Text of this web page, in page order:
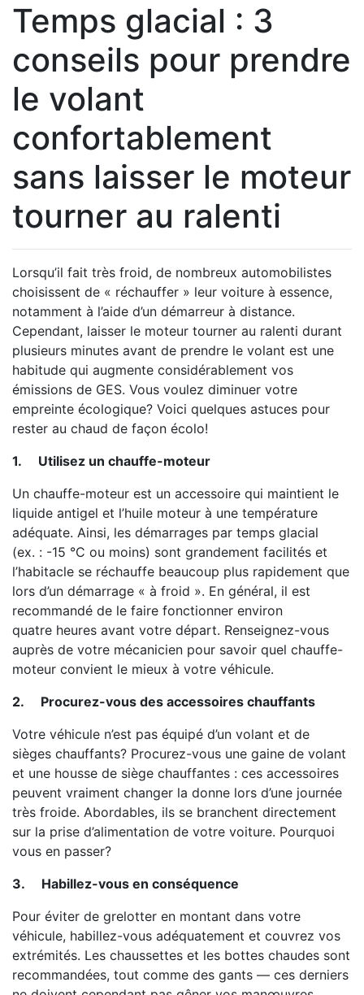
Temps glacial : 3
conseils pour prendre
le volant
confortablement
sans laisser le moteur
tourner au ralenti
Lorsqu’il fait très froid, de nombreux automobilistes
choisissent de « réchauffer » leur voiture à essence,
notamment à l’aide d’un démarreur à distance.
Cependant, laisser le moteur tourner au ralenti durant
plusieurs minutes avant de prendre le volant est une
habitude qui augmente considérablement vos
émissions de GES. Vous voulez diminuer votre
empreinte écologique? Voici quelques astuces pour
rester au chaud de façon écolo!
1.
Utilisez un chauffe-moteur
Un chauffe-moteur est un accessoire qui maintient le
liquide antigel et l’huile moteur à une température
adéquate. Ainsi, les démarrages par temps glacial
(ex. : -15 °C ou moins) sont grandement facilités et
l’habitacle se réchauffe beaucoup plus rapidement que
lors d’un démarrage « à froid ». En général, il est
recommandé de le faire fonctionner environ
quatre heures avant votre départ. Renseignez-vous
auprès de votre mécanicien pour savoir quel chauffe-
moteur convient le mieux à votre véhicule.
2.
Procurez-vous des accessoires chauffants
Votre véhicule n’est pas équipé d’un volant et de
sièges chauffants? Procurez-vous une gaine de volant
et une housse de siège chauffantes : ces accessoires
peuvent vraiment changer la donne lors d’une journée
très froide. Abordables, ils se branchent directement
sur la prise d’alimentation de votre voiture. Pourquoi
vous en passer?
3.
Habillez-vous en conséquence
Pour éviter de grelotter en montant dans votre
véhicule, habillez-vous adéquatement et couvrez vos
extrémités. Les chaussettes et les bottes chaudes sont
recommandées, tout comme des gants — ces derniers